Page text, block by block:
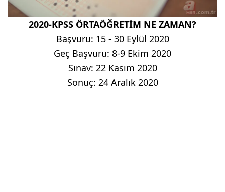
2020-KPSS ÖRTAÖĞRETİM NE ZAMAN?
Başvuru: 15 - 30 Eylül 2020
Geç Başvuru: 8-9 Ekim 2020
Sınav: 22 Kasım 2020
Sonuç: 24 Aralık 2020